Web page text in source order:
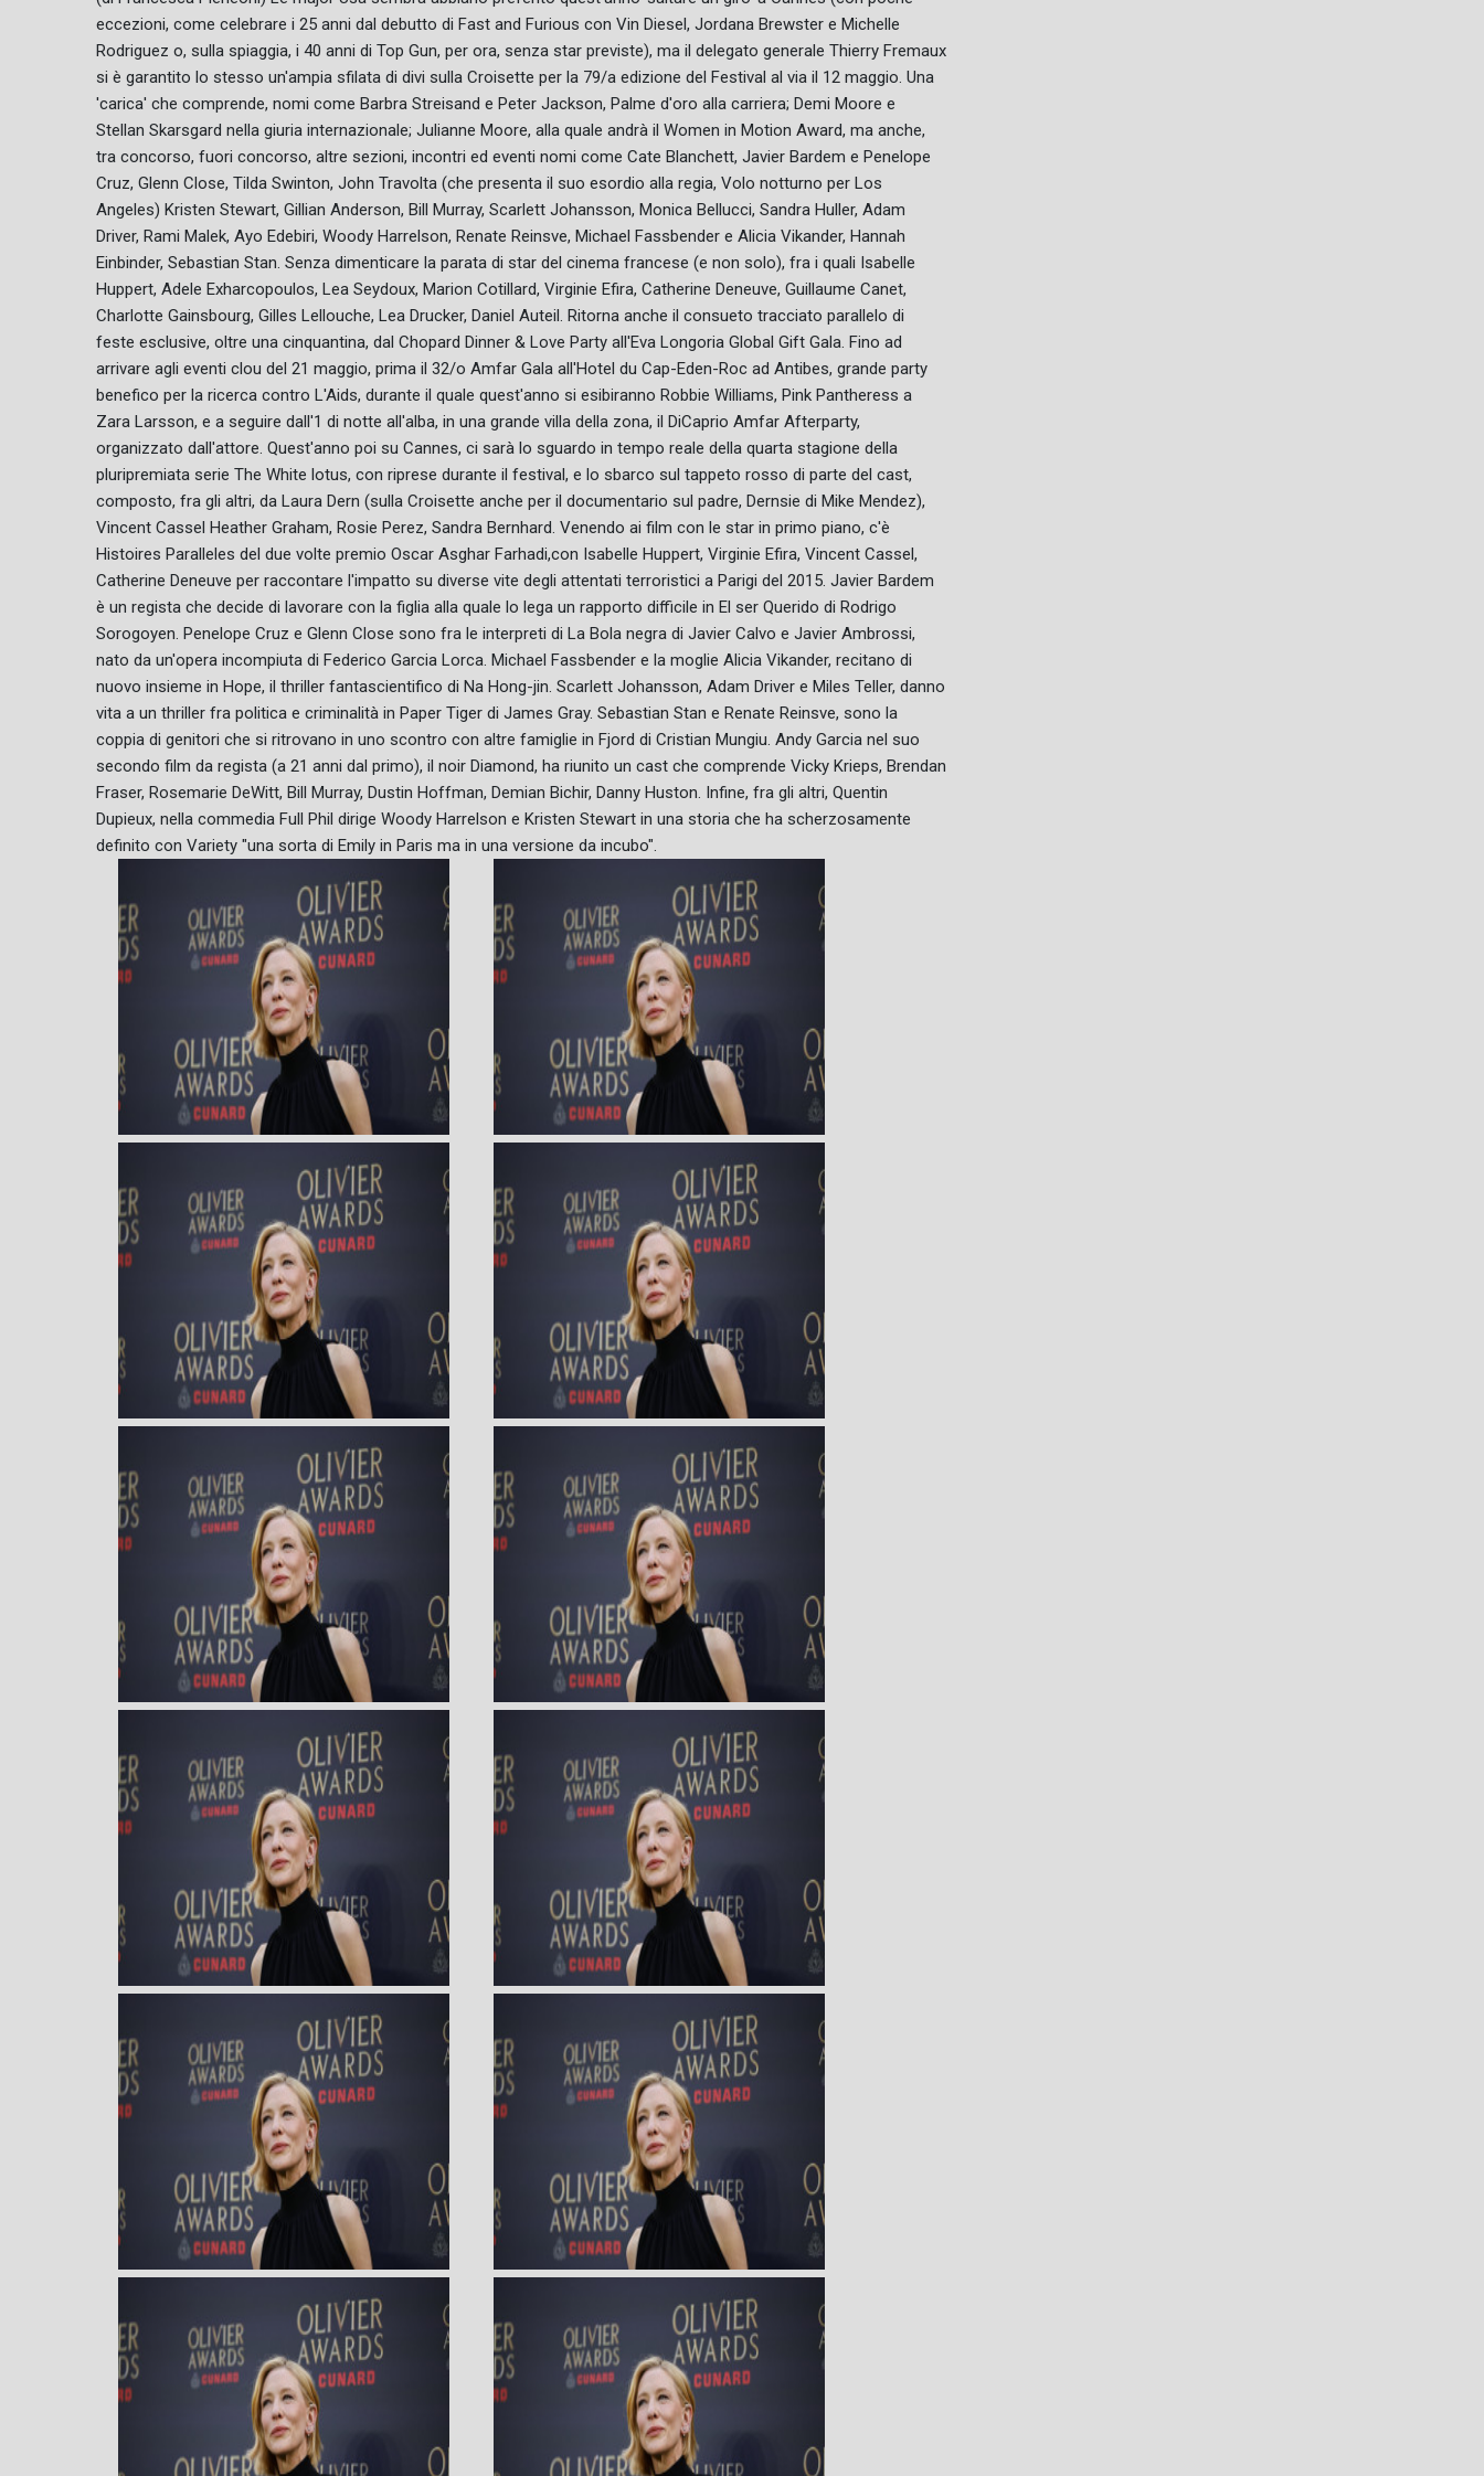
eccezioni, come celebrare i 25 anni dal debutto di Fast and Furious con Vin Diesel, Jordana Brewster e Michelle
Rodriguez o, sulla spiaggia, i 40 anni di Top Gun, per ora, senza star previste), ma il delegato generale Thierry Fremaux
si è garantito lo stesso un'ampia sfilata di divi sulla Croisette per la 79/a edizione del Festival al via il 12 maggio. Una
'carica' che comprende, nomi come Barbra Streisand e Peter Jackson, Palme d'oro alla carriera; Demi Moore e
Stellan Skarsgard nella giuria internazionale; Julianne Moore, alla quale andrà il Women in Motion Award, ma anche,
tra concorso, fuori concorso, altre sezioni, incontri ed eventi nomi come Cate Blanchett, Javier Bardem e Penelope
Cruz, Glenn Close, Tilda Swinton, John Travolta (che presenta il suo esordio alla regia, Volo notturno per Los
Angeles) Kristen Stewart, Gillian Anderson, Bill Murray, Scarlett Johansson, Monica Bellucci, Sandra Huller, Adam
Driver, Rami Malek, Ayo Edebiri, Woody Harrelson, Renate Reinsve, Michael Fassbender e Alicia Vikander, Hannah
Einbinder, Sebastian Stan. Senza dimenticare la parata di star del cinema francese (e non solo), fra i quali Isabelle
Huppert, Adele Exharcopoulos, Lea Seydoux, Marion Cotillard, Virginie Efira, Catherine Deneuve, Guillaume Canet,
Charlotte Gainsbourg, Gilles Lellouche, Lea Drucker, Daniel Auteil. Ritorna anche il consueto tracciato parallelo di
feste esclusive, oltre una cinquantina, dal Chopard Dinner & Love Party all'Eva Longoria Global Gift Gala. Fino ad
arrivare agli eventi clou del 21 maggio, prima il 32/o Amfar Gala all'Hotel du Cap-Eden-Roc ad Antibes, grande party
benefico per la ricerca contro L'Aids, durante il quale quest'anno si esibiranno Robbie Williams, Pink Pantheress a
Zara Larsson, e a seguire dall'1 di notte all'alba, in una grande villa della zona, il DiCaprio Amfar Afterparty,
organizzato dall'attore. Quest'anno poi su Cannes, ci sarà lo sguardo in tempo reale della quarta stagione della
pluripremiata serie The White lotus, con riprese durante il festival, e lo sbarco sul tappeto rosso di parte del cast,
composto, fra gli altri, da Laura Dern (sulla Croisette anche per il documentario sul padre, Dernsie di Mike Mendez),
Vincent Cassel Heather Graham, Rosie Perez, Sandra Bernhard. Venendo ai film con le star in primo piano, c'è
Histoires Paralleles del due volte premio Oscar Asghar Farhadi,con Isabelle Huppert, Virginie Efira, Vincent Cassel,
Catherine Deneuve per raccontare l'impatto su diverse vite degli attentati terroristici a Parigi del 2015. Javier Bardem
è un regista che decide di lavorare con la figlia alla quale lo lega un rapporto difficile in El ser Querido di Rodrigo
Sorogoyen. Penelope Cruz e Glenn Close sono fra le interpreti di La Bola negra di Javier Calvo e Javier Ambrossi,
nato da un'opera incompiuta di Federico Garcia Lorca. Michael Fassbender e la moglie Alicia Vikander, recitano di
nuovo insieme in Hope, il thriller fantascientifico di Na Hong-jin. Scarlett Johansson, Adam Driver e Miles Teller, danno
vita a un thriller fra politica e criminalità in Paper Tiger di James Gray. Sebastian Stan e Renate Reinsve, sono la
coppia di genitori che si ritrovano in uno scontro con altre famiglie in Fjord di Cristian Mungiu. Andy Garcia nel suo
secondo film da regista (a 21 anni dal primo), il noir Diamond, ha riunito un cast che comprende Vicky Krieps, Brendan
Fraser, Rosemarie DeWitt, Bill Murray, Dustin Hoffman, Demian Bichir, Danny Huston. Infine, fra gli altri, Quentin
Dupieux, nella commedia Full Phil dirige Woody Harrelson e Kristen Stewart in una storia che ha scherzosamente
definito con Variety "una sorta di Emily in Paris ma in una versione da incubo".